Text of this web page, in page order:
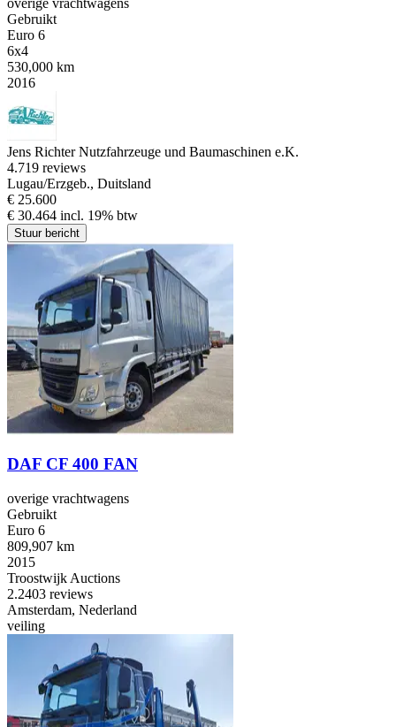
Gebruikt
Euro 6
6x4
530,000 km
2016
Jens Richter Nutzfahrzeuge und Baumaschinen e.K.
4.719 reviews
Lugau/Erzgeb., Duitsland
€ 25.600
€ 30.464 incl. 19% btw
Stuur bericht
DAF CF 400 FAN
overige vrachtwagens
Gebruikt
Euro 6
809,907 km
2015
Troostwijk Auctions
2.2403 reviews
Amsterdam, Nederland
veiling